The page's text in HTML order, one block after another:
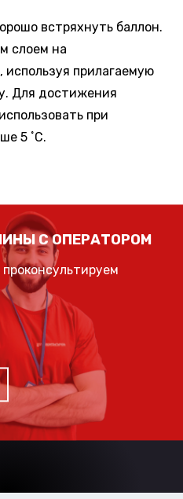
встряхнуть баллон.
слоем на
прилагаемую
Для достижения
при
5 ˚С.
С ОПЕРАТОРОМ